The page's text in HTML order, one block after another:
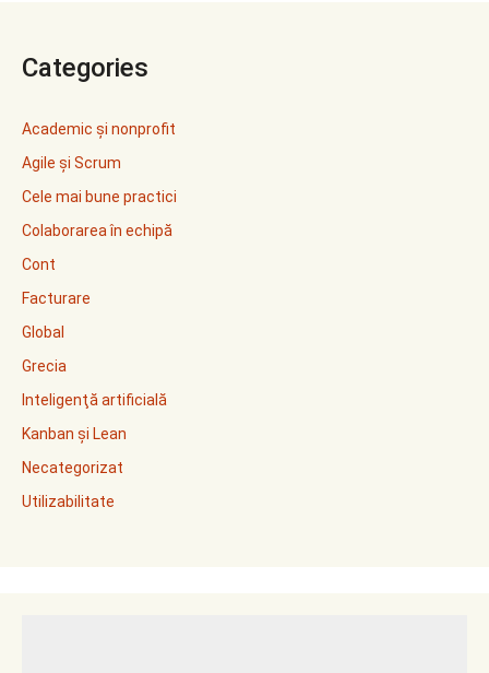
Categories
Academic și nonprofit
Agile și Scrum
Cele mai bune practici
Colaborarea în echipă
Cont
Facturare
Global
Grecia
Inteligenţă artificială
Kanban și Lean
Necategorizat
Utilizabilitate